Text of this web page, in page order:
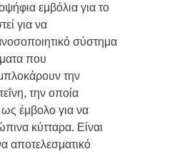
εμβόλια για το
για να
σύστημα
που
την
την οποία
ως έμβολο για να
κύτταρα. Είναι
αποτελεσματικό